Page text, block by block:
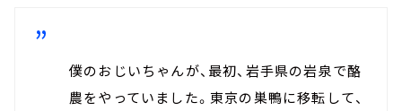
僕のおじいちゃんが、最初、岩手県の岩泉で酪
農をやっていました。東京の巣鴨に移転して、